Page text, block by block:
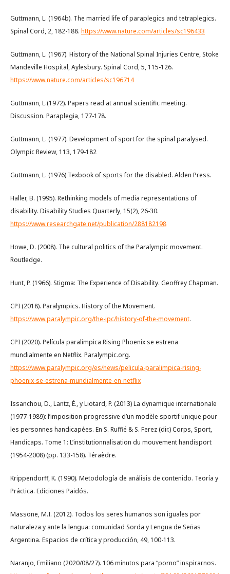
Guttmann, L. (1964b). The married life of paraplegics and tetraplegics.
Spinal Cord, 2, 182-188. https://www.nature.com/articles/sc196433
Guttmann, L. (1967). History of the National Spinal Injuries Centre, Stoke
Mandeville Hospital, Aylesbury. Spinal Cord, 5, 115-126.
https://www.nature.com/articles/sc196714
Guttmann, L.(1972). Papers read at annual scientific meeting.
Discussion. Paraplegia, 177-178.
Guttmann, L. (1977). Development of sport for the spinal paralysed.
Olympic Review, 113, 179-182
Guttmann, L. (1976) Texbook of sports for the disabled. Alden Press.
Haller, B. (1995). Rethinking models of media representations of
disability. Disability Studies Quarterly, 15(2), 26-30.
https://www.researchgate.net/publication/288182198
Howe, D. (2008). The cultural politics of the Paralympic movement.
Routledge.
Hunt, P. (1966). Stigma: The Experience of Disability. Geoffrey Chapman.
CPI (2018). Paralympics. History of the Movement.
https://www.paralympic.org/the-ipc/history-of-the-movement.
CPI (2020). Película paralímpica Rising Phoenix se estrena
mundialmente en Netflix. Paralympic.org.
https://www.paralympic.org/es/news/pelicula-paralimpica-rising-
phoenix-se-estrena-mundialmente-en-netflix
Issanchou, D., Lantz, É., y Liotard, P. (2013) La dynamique internationale
(1977-1989): l’imposition progressive d’un modèle sportif unique pour
les personnes handicapées. En S. Ruffié & S. Ferez (dir.) Corps, Sport,
Handicaps. Tome 1: L’institutionnalisation du mouvement handisport
(1954-2008) (pp. 133-158). Téraèdre.
Krippendorff, K. (1990). Metodología de análisis de contenido. Teoría y
Práctica. Ediciones Paidós.
Massone, M.I. (2012). Todos los seres humanos son iguales por
naturaleza y ante la lengua: comunidad Sorda y Lengua de Señas
Argentina. Espacios de crítica y producción, 49, 100-113.
Naranjo, Emiliano (2020/08/27). 106 minutos para “porno” inspirarnos.